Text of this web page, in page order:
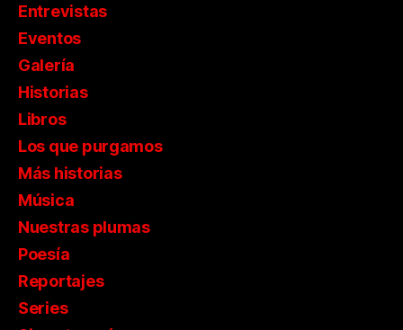
Entrevistas
Eventos
Galería
Historias
Libros
Los que purgamos
Más historias
Música
Nuestras plumas
Poesía
Reportajes
Series